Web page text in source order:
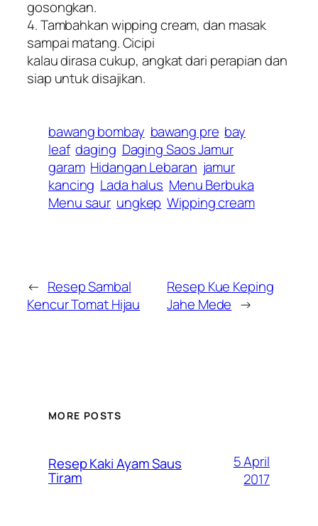
gosongkan.
4. Tambahkan wipping cream, dan masak
sampai matang. Cicipi
kalau dirasa cukup, angkat dari perapian dan
siap untuk disajikan.
bawang bombay bawang pre bay
leaf daging Daging Saos Jamur
garam Hidangan Lebaran jamur
kancing Lada halus Menu Berbuka
Menu saur ungkep Wipping cream
← Resep Sambal
Kencur Tomat Hijau
Resep Kue Keping
Jahe Mede →
MORE POSTS
Resep Kaki Ayam Saus
Tiram
5 April
2017